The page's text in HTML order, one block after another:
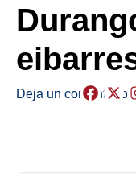
Deja un comentario